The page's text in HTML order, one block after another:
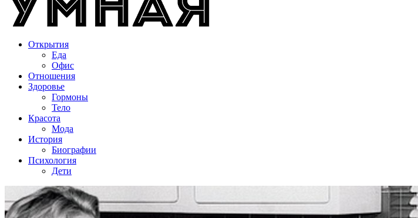
Открытия
Еда
Офис
Отношения
Здоровье
Гормоны
Тело
Красота
Мода
История
Биографии
Психология
Дети